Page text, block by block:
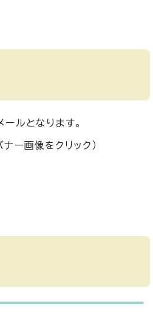
ルとなります。
ー画像をクリック）